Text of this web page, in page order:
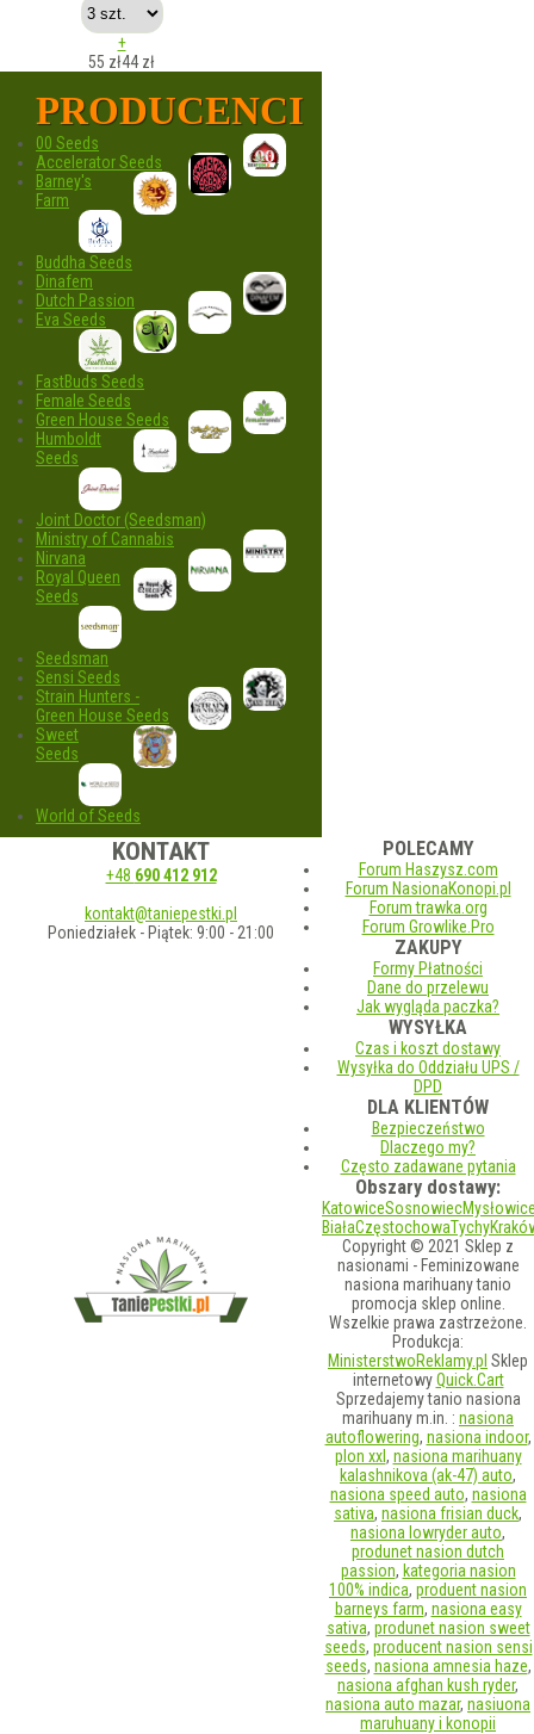
+
55 zł44 zł
PRODUCENCI
00 Seeds
Accelerator Seeds
Barney's
Farm
Buddha Seeds
Dinafem
Dutch Passion
Eva Seeds
FastBuds Seeds
Female Seeds
Green House Seeds
Humboldt
Seeds
Joint Doctor (Seedsman)
Ministry of Cannabis
Nirvana
Royal Queen
Seeds
Seedsman
Sensi Seeds
Strain Hunters -
Green House Seeds
Sweet
Seeds
World of Seeds
KONTAKT
+48 690 412 912
kontakt@taniepestki.pl
Poniedziałek - Piątek: 9:00 - 21:00
POLECAMY
Forum Haszysz.com
Forum NasionaKonopi.pl
Forum trawka.org
Forum Growlike.Pro
ZAKUPY
Formy Płatności
Dane do przelewu
Jak wygląda paczka?
WYSYŁKA
Czas i koszt dostawy
Wysyłka do Oddziału UPS /
DPD
DLA KLIENTÓW
Bezpieczeństwo
Dlaczego my?
Często zadawane pytania
Obszary dostawy:
KatowiceSosnowiec
BiałaCzęstochowaTychy
Copyright © 2021 Sklep z
nasionami - Feminizowane
nasiona marihuany tanio
promocja sklep online.
Wszelkie prawa zastrzeżone.
Produkcja:
MinisterstwoReklamy.pl Sklep
internetowyQuick.Cart
Sprzedajemy tanio nasiona
marihuany m.in. : nasiona
autoflowering, nasiona indoor,
plon xxl, nasiona marihuany
kalashnikova (ak-47) auto,
nasiona speed auto, nasiona
sativa, nasiona frisian duck,
nasiona lowryder auto,
produnet nasion dutch
passion, kategoria nasion
100% indica, produent nasion
barneys farm, nasiona easy
sativa, produnet nasion sweet
seeds, producent nasion sensi
seeds, nasiona amnesia haze,
nasiona afghan kush ryder,
nasiona auto mazar, nasiuona
maruhuany i konopii